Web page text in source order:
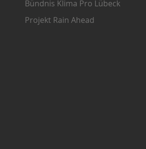
Bündnis Klima Pro Lübeck
Projekt Rain Ahead